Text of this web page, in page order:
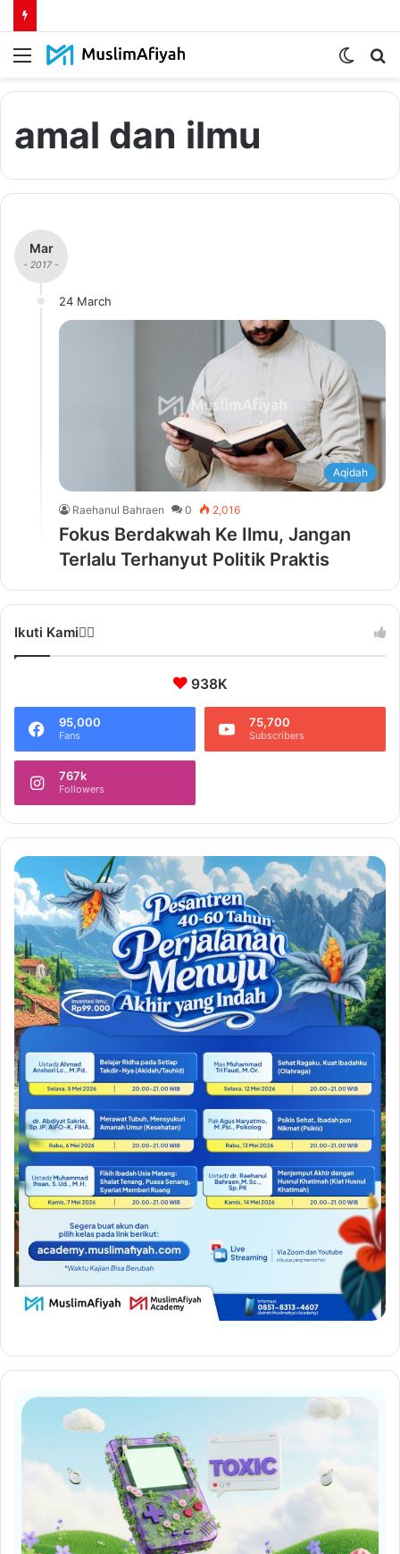
Menu
Switch
amal dan ilmu
Mar
- 2017 -
24 March
Aqidah
Raehanul Bahraen 0 2,016
Fokus Berdakwah Ke Ilmu, Jangan
Terlalu Terhanyut Politik Praktis
Ikuti Kami❤️‍🔥
938K
95,000
Fans
75,700
Subscribers
767k
Followers